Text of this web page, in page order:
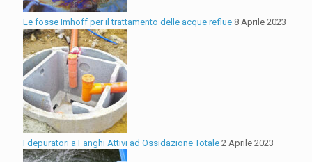
Le fosse Imhoff per il trattamento delle acque reflue 8 Aprile 2023
I depuratori a Fanghi Attivi ad Ossidazione Totale 2 Aprile 2023